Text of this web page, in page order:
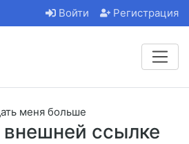
Войти Регистрация
ссылке
меня больше